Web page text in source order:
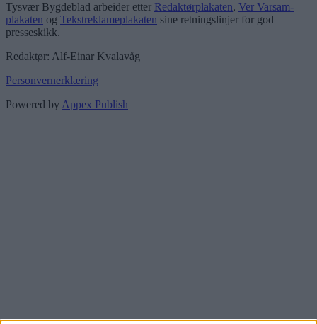
Tysvær Bygdeblad arbeider etter Redaktørplakaten, Ver Varsam-
plakaten og Tekstreklameplakaten sine retningslinjer for god
presseskikk.
Redaktør: Alf-Einar Kvalavåg
Personvernerklæring
Powered by Appex Publish